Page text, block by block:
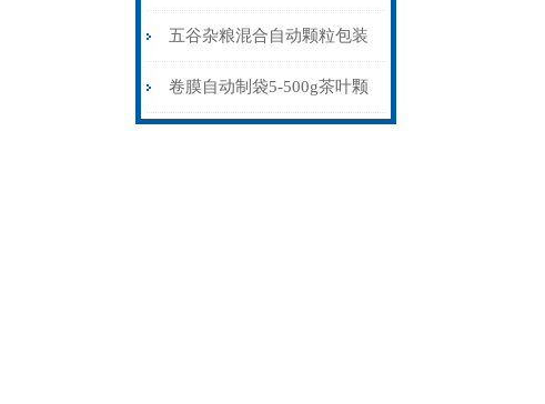
粒包装机1000克\包
五谷杂粮混合自动颗粒包装
机30-70克\包背封
卷膜自动制袋5-500g茶叶颗